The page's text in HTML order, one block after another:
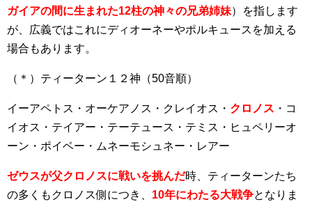
ガイアの間に生まれた12柱の神々の兄弟姉妹）を指します
が、広義ではこれにディオーネーやポルキュースを加える
場合もあります。
（＊）ティーターン１２神（50音順）
イーアペトス・オーケアノス・クレイオス・ クロノス ・コ
イオス・テイアー・テーテュース・テミス・ヒュペリーオ
ーン・ポイベー・ムネーモシュネー・レアー
ゼウスが父クロノスに戦いを挑んだ時、ティーターンたち
の多くもクロノス側につき、 10年にわたる大戦争となりま